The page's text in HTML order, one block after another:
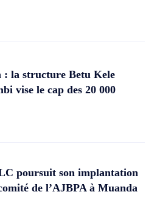
: la structure Betu Kele
vise le cap des 20 000
poursuit son implantation
de l’AJBPA à Muanda